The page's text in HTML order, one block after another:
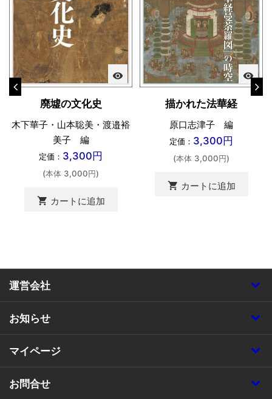
visibility
廃墟の文化史
木下華子・山本聡美・渡邉裕
美子 編
定価： 3,300円
(本体 3,000円)
shopping_cart カートに追加
visibility
描かれた法華経
原口志津子 編
定価： 3,300円
(本体 3,000円)
shopping_cart カートに追加
運営会社
お知らせ
マイページ
お問合せ